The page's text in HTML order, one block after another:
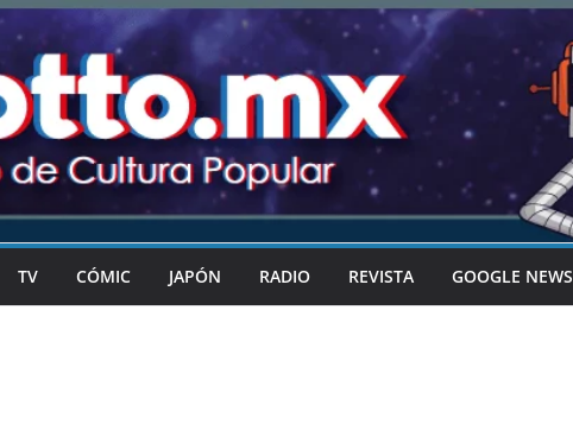
TV CÓMIC JAPÓN RADIO REVISTA GOOGLE NEWS